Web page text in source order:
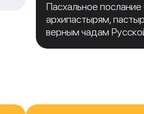
Пасхальное
архипастырям,
верным чадам